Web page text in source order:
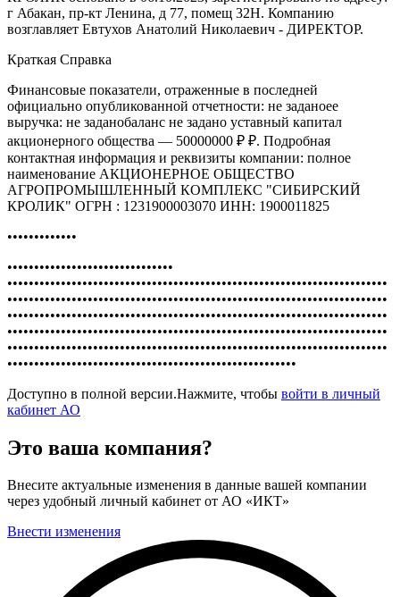
г Абакан, пр-кт Ленина, д 77, помещ 32Н. Компанию
возглавляет Евтухов Анатолий Николаевич - ДИРЕКТОР.
Краткая Справка
Финансовые показатели, отраженные в последней
официально опубликованной отчетности: не заданоее
выручка: не заданобаланс не задано уставный капитал
акционерного общества — 50000000 ₽ ₽. Подробная
контактная информация и реквизиты компании: полное
наименование АКЦИОНЕРНОЕ ОБЩЕСТВО
АГРОПРОМЫШЛЕННЫЙ КОМПЛЕКС "СИБИРСКИЙ
КРОЛИК" ОГРН : 1231900003070 ИНН: 1900011825
•••••••••••••
•••••••••••••••••••••••••••••••
•••••••••••••••••••••••••••••••••••••••••••••••••••••••••••••••••••••••
•••••••••••••••••••••••••••••••••••••••••••••••••••••••••••••••••••••••
•••••••••••••••••••••••••••••••••••••••••••••••••••••••••••••••••••••••
•••••••••••••••••••••••••••••••••••••••••••••••••••••••••••••••••••••••
•••••••••••••••••••••••••••••••••••••••••••••••••••••••••••••••••••••••
••••••••••••••••••••••••••••••••••••••••••••••••••••••
Доступно в полной версии.Нажмите, чтобы войти в личный
кабинет АО
Это ваша компания?
Внесите актуальные изменения в данные вашей компании
через удобный личный кабинет от АО «ИКТ»
Внести изменения